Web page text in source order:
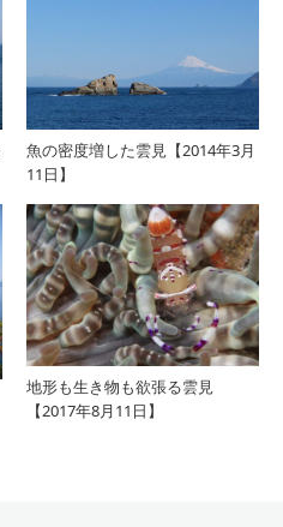
魚の密度増した雲見【2014年3月
11日】
地形も生き物も欲張る雲見
【2017年8月11日】